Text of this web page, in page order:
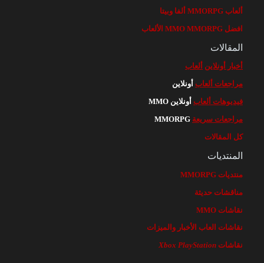
ألعاب MMORPG ألفا وبيتا
افضل MMO MMORPG الألعاب
المقالات
أخبار أونلاين ألعاب
مراجعات ألعاب أونلاين
فيديوهات ألعاب أونلاين MMO
مراجعات سريعة
كل المقالات
المنتديات
منتديات MMORPG
مناقشات حديثة
نقاشات MMO
نقاشات العاب الأخبار والميزات
نقاشات
Xbox PlayStation